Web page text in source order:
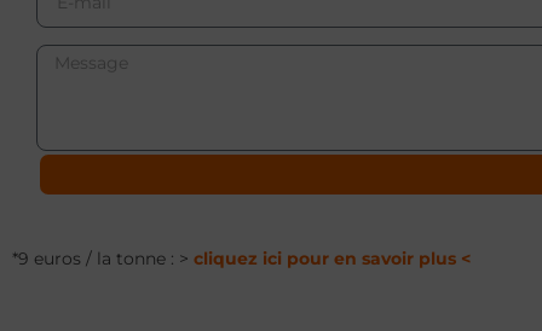
*9 euros / la tonne : > cliquez ici pour en savoir plus <